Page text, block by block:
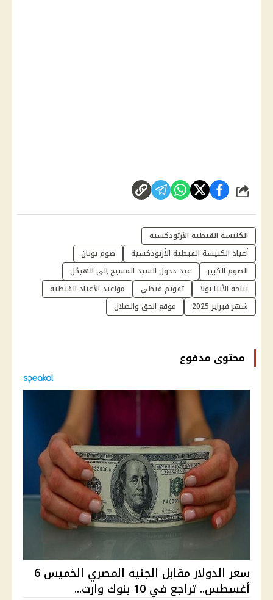
شارك
الكنيسة القبطية الأرثوذكسية
أعياد الكنيسة القبطية الأرثوذكسية
صوم يونان
الصوم الكبير
عيد دخول السيد المسيح إلى الهيكل
نياحة الأنبا بولا
تقويم قبطي
مواعيد الأعياد القبطية
شهر فبراير 2025
موقع الحق والضلال
محتوى مدفوع
سعر الدولار مقابل الجنيه المصري الخميس 6
أغسطس.. تراجع في 10 بنوك وارت...